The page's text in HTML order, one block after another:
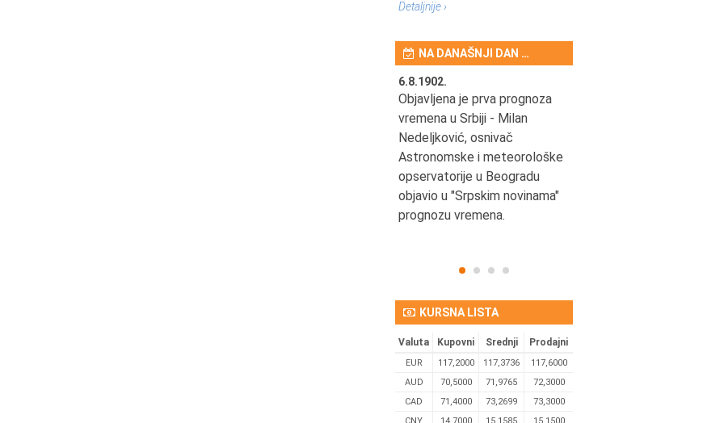
Detaljnije ›
NA DANAŠNJI DAN …
6.8.1902.
Objavljena je prva prognoza
vremena u Srbiji - Milan
Nedeljković, osnivač
Astronomske i meteorološke
opservatorije u Beogradu
objavio u "Srpskim novinama"
prognozu vremena.
KURSNA LISTA
Valuta Kupovni Srednji Prodajni
EUR 117,2000 117,3736
117,6000
AUD
70,5000 71,9765
72,3000
CAD
71,4000 73,2699
73,3000
CNY
14,7000 15,1585 15,1500